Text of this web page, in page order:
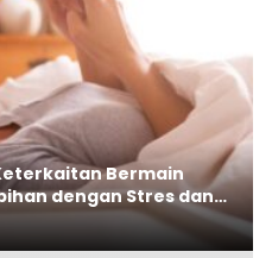
Bermain
dengan Stres dan